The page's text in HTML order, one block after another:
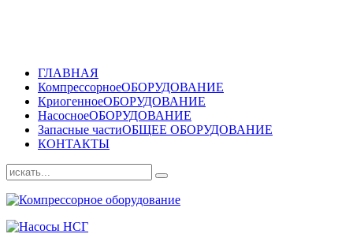
ГЛАВНАЯ
КомпрессорноеОБОРУДОВАНИЕ
КриогенноеОБОРУДОВАНИЕ
НасосноеОБОРУДОВАНИЕ
Запасные частиОБЩЕЕ ОБОРУДОВАНИЕ
КОНТАКТЫ